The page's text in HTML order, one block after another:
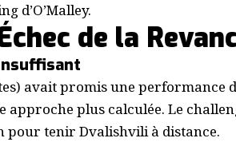
d’O’Malley.
de la
avait promis une performance
approche plus calculée. Le
pour tenir Dvalishvili à distance.